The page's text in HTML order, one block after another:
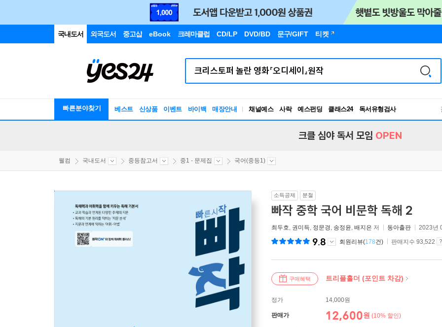
국내도서 외국도서 중고샵 eBook 크레마클럽 CD/LP DVD/BD 문구/GIFT 티켓
빠른분야찾기 베스트 신상품 이벤트 바이백 매장안내 채널예스 사락 예스펀딩 클래스24
독서유형검사
RBTI Lab
크클 심야 독서 모임 OPEN
웰컴 국내도서 중등참고서 중1 - 문제집 국어(중등1)
소득공제 분철
빠작 중학 국어 비문학 독해 2
최두호, 권미득, 정문경, 송정윤, 배지은 저 동아출판 2023년
9.8 회원리뷰(178건) 판매지수 93,522
구매혜택 트리플홀더 (포인트 차감)
정가 14,000원
판매가 12,600원 (10% 할인)